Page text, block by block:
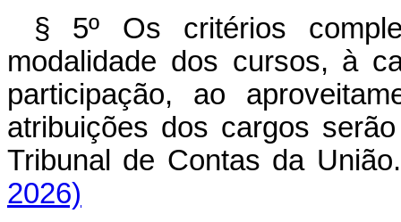
§ 5º Os critérios
modalidade dos cursos, à
participação, ao
atribuições dos cargos
Tribunal de Contas da
2026)